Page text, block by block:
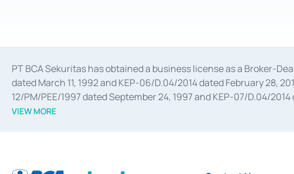
PT BCA Sekuritas has obtained a business license as a Broker-
dated March 11, 1992 and KEP-06/D.04/2014 dated February 28,
12/PM/PEE/1997 dated September 24, 1997 and KEP-07/D.04/
divestments, and joint ventures based on the decree of the
Settlement of Commercial Paper Transactions whose license was
VIEW MORE